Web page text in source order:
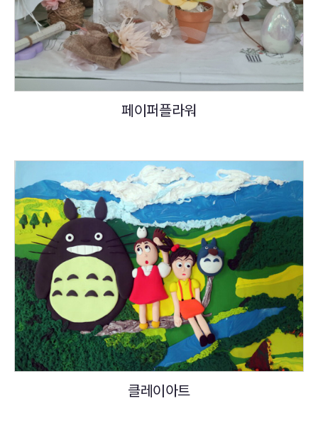
페이퍼플라워
클레이아트